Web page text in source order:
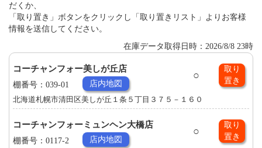
だくか、
「取り置き」ボタンをクリックし「取り置きリスト」よりお客様
情報を送信してください。
在庫データ取得日時：2026/8/8 23時
コーチャンフォー美しが丘店
○
取り
置き
棚番号：039-01 店内地図
北海道札幌市清田区美しが丘１条５丁目３７５－１６０
コーチャンフォーミュンヘン大橋店
○
取り
置き
棚番号：0117-2 店内地図